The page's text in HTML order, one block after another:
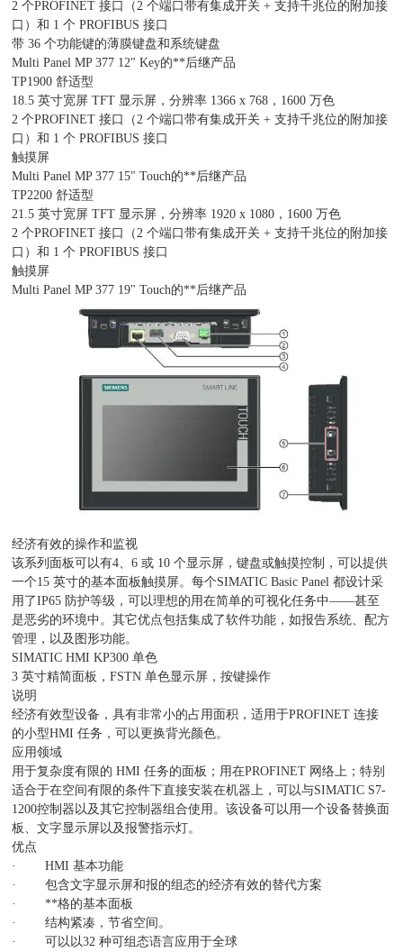
2 个PROFINET 接口（2 个端口带有集成开关 + 支持千兆位的附加接
口）和 1 个 PROFIBUS 接口
带 36 个功能键的薄膜键盘和系统键盘
Multi Panel MP 377 12" Key的**后继产品
TP1900 舒适型
18.5 英寸宽屏 TFT 显示屏，分辨率 1366 x 768，1600 万色
2 个PROFINET 接口（2 个端口带有集成开关 + 支持千兆位的附加接
口）和 1 个 PROFIBUS 接口
触摸屏
Multi Panel MP 377 15" Touch的**后继产品
TP2200 舒适型
21.5 英寸宽屏 TFT 显示屏，分辨率 1920 x 1080，1600 万色
2 个PROFINET 接口（2 个端口带有集成开关 + 支持千兆位的附加接
口）和 1 个 PROFIBUS 接口
触摸屏
Multi Panel MP 377 19" Touch的**后继产品
经济有效的操作和监视
该系列面板可以有4、6 或 10 个显示屏，键盘或触摸控制，可以提供
一个15 英寸的基本面板触摸屏。每个SIMATIC Basic Panel 都设计采
用了IP65 防护等级，可以理想的用在简单的可视化任务中——甚至
是恶劣的环境中。其它优点包括集成了软件功能，如报告系统、配方
管理，以及图形功能。
SIMATIC HMI KP300 单色
3 英寸精简面板，FSTN 单色显示屏，按键操作
说明
经济有效型设备，具有非常小的占用面积，适用于PROFINET 连接
的小型HMI 任务，可以更换背光颜色。
应用领域
用于复杂度有限的 HMI 任务的面板；用在PROFINET 网络上；特别
适合于在空间有限的条件下直接安装在机器上，可以与SIMATIC S7-
1200控制器以及其它控制器组合使用。该设备可以用一个设备替换面
板、文字显示屏以及报警指示灯。
优点
· HMI 基本功能
· 包含文字显示屏和报的组态的经济有效的替代方案
· **格的基本面板
· 结构紧凑，节省空间。
· 可以以32 种可组态语言应用于全球